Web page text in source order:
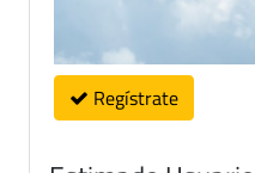
Regístrate